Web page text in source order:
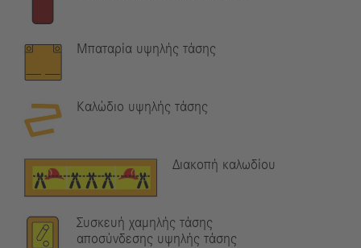
Μπαταρία υψηλής τάσης
Καλώδιο υψηλής τάσης
Διακοπή καλωδίου
Συσκευή χαμηλής τάσης
αποσύνδεσης υψηλής τάσης